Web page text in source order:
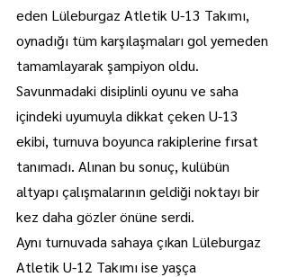
eden Lüleburgaz Atletik U-13 Takımı,
oynadığı tüm karşılaşmaları gol yemeden
tamamlayarak şampiyon oldu.
Savunmadaki disiplinli oyunu ve saha
içindeki uyumuyla dikkat çeken U-13
ekibi, turnuva boyunca rakiplerine fırsat
tanımadı. Alınan bu sonuç, kulübün
altyapı çalışmalarının geldiği noktayı bir
kez daha gözler önüne serdi.
Aynı turnuvada sahaya çıkan Lüleburgaz
Atletik U-12 Takımı ise yaşça